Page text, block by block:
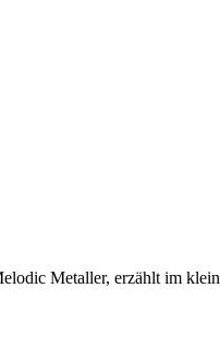
Metaller, erzählt im